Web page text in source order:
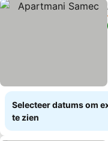
Selecteer datums om
te zien